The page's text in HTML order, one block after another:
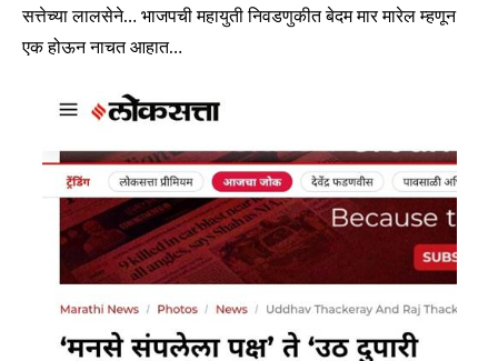
सत्तेच्या लालसेने… भाजपची महायुती निवडणुकीत बेदम मार मारेल म्हणून
एक होऊन नाचत आहात…